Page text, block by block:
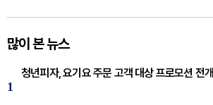
많이 본 뉴스
1
청년피자, 요기요 주문 고객 대상 프로모션 전개